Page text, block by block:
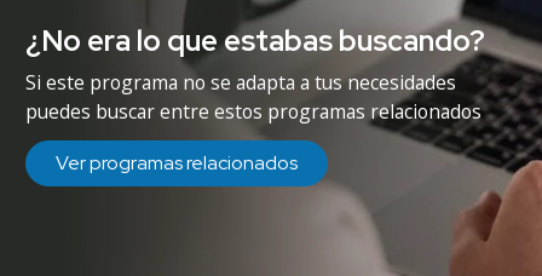
¿No era lo que estabas buscando?
Si este programa no se adapta a tus necesidades
puedes buscar entre estos programas relacionados
Ver programas relacionados